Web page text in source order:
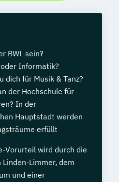
BWL sein?
Informatik?
dich für Musik & Tanz?
der Hochschule für
In der
Hauptstadt werden
erfüllt
Vorurteil wird durch die
Linden-Limmer, dem
und einer